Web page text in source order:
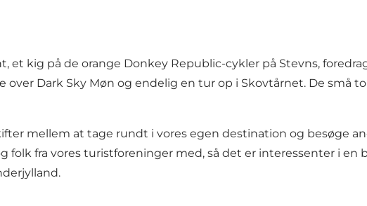
et kig på de orange Donkey Republic-cykler på Stevns,
Dark Sky Møn og endelig en tur op i Skovtårnet. De små
mellem at tage rundt i vores egen destination og besøge
folk fra vores turistforeninger med, så det er interessenter i en